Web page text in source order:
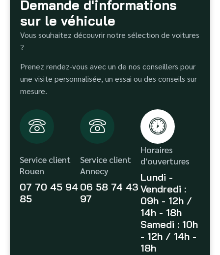
Demande d'informations
sur le véhicule
Vous souhaitez découvrir notre sélection de voitures
?
Prenez rendez-vous avec un de nos conseillers pour
une visite personnalisée, un essai ou des conseils sur
mesure.
Service client
Rouen
07 70 45 94
85
Service client
Annecy
06 58 74 43
97
Horaires
d'ouvertures
Lundi -
Vendredi :
09h - 12h /
14h - 18h
Samedi : 10h
- 12h / 14h -
18h